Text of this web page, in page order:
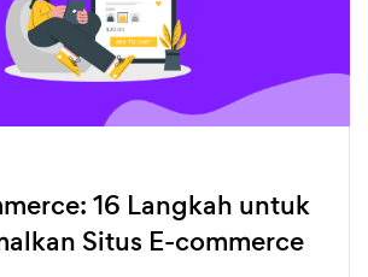
16 Langkah untuk
Situs E-commerce